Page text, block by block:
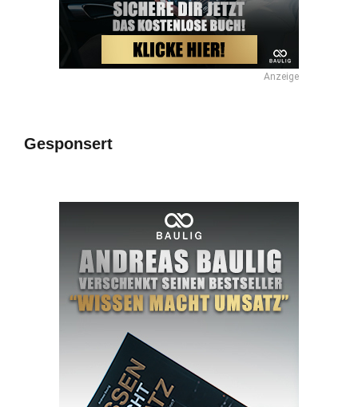
Anzeige
Gesponsert